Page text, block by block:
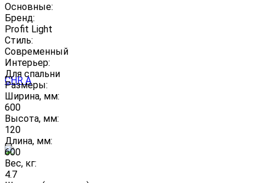
Основные:
Бренд:
Profit Light
Стиль:
Современный
Интерьер:
Для спальни
Размеры:
Ширина, мм:
600
Высота, мм:
120
Длина, мм:
600
Вес, кг:
4.7